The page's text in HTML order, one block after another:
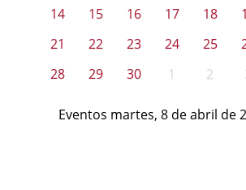
14
15 16 17 18
21
22 23 24 25
28
29 30 1 2
Eventos martes, 8 de abril de